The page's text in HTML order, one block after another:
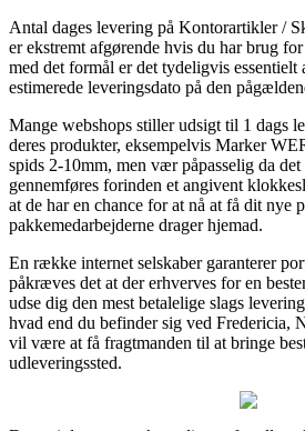
Antal dages levering på Kontorartikler /
er ekstremt afgørende hvis du har brug
med det formål er det tydeligvis essentielt
estimerede leveringsdato på den
Mange webshops stiller udsigt til 1 dags
deres produkter, eksempelvis Marker
spids 2-10mm, men vær påpasselig da
gennemføres forinden et angivent
at de har en chance for at nå at få dit nye
pakkemedarbejderne drager hjemad.
En række internet selskaber garanterer
påkræves det at der erhverves for en
udse dig den mest betalelige slags
hvad end du befinder sig ved Fredericia,
vil være at få fragtmanden til at bringe
udleveringssted.